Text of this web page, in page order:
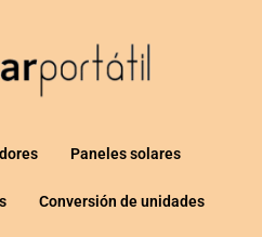
Paneles solares
Conversión de unidades